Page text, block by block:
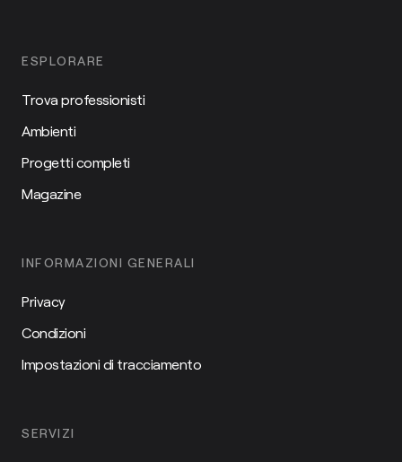
ESPLORARE
Trova professionisti
Ambienti
Progetti completi
Magazine
INFORMAZIONI GENERALI
Privacy
Condizioni
Impostazioni di tracciamento
SERVIZI